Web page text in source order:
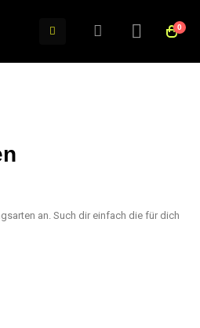
0
an. Such dir einfach die für dich